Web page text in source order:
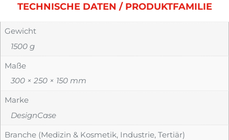
TECHNISCHE DATEN / PRODUKTFAMILIE
Gewicht
1500 g
Maße
300 × 250 × 150 mm
Marke
DesignCase
Branche (Medizin & Kosmetik, Industrie, Tertiär)